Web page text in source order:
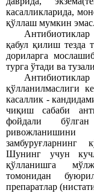
касалликларида,
қўллаш мумкин эмас.
қабул қилиш тезда
дориларга
турга ўтади ва
қўлланилмаслиги
касаллик -
чиқиш сабаби
фойдали бўлган
Шунинг учун
қўлланишга
томонидан
препаратлар